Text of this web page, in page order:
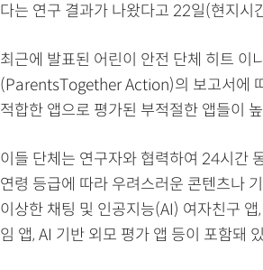
다는 연구 결과가 나왔다고 22일(현지시
최근에 발표된 어린이 안전 단체 히트
(ParentsTogether Action)의 보고서에
적합한 앱으로 평가된 부적절한 앱들이
이들 단체는 연구자와 협력하여 24시간
연령 등급에 따라 우려스러운 콘텐츠나
이상한 채팅 및 인공지능(AI) 여자친구
임 앱, AI 기반 외모 평가 앱 등이 포함돼